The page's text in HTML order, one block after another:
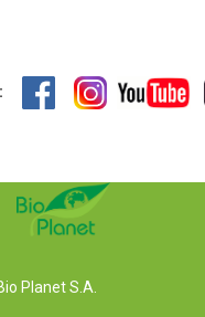
Planet S.A.